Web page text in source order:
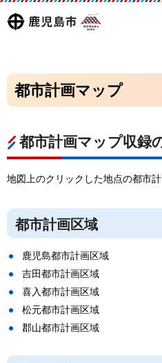
鹿児島
マグ
マシ
都市計画マップ
都市計画マップ収録
地図上のクリックした地点の都市
都市計画区域
鹿児島都市計画区域
吉田都市計画区域
喜入都市計画区域
松元都市計画区域
郡山都市計画区域